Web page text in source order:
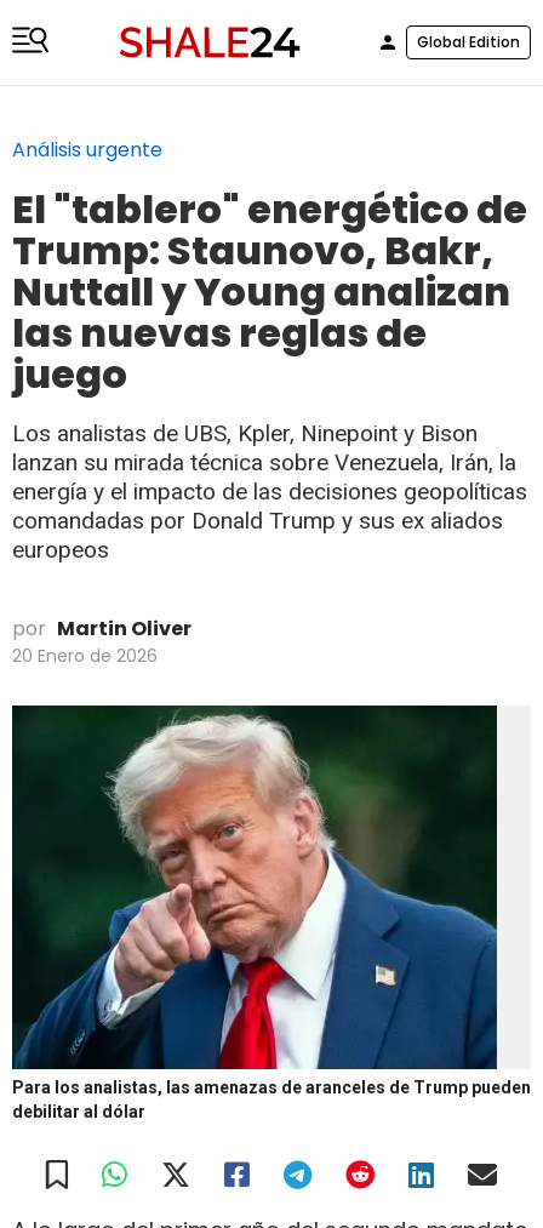
Global Edition
Análisis urgente
El "tablero" energético de
Trump: Staunovo, Bakr,
Nuttall y Young analizan
las nuevas reglas de
juego
Los analistas de UBS, Kpler, Ninepoint y Bison
lanzan su mirada técnica sobre Venezuela, Irán, la
energía y el impacto de las decisiones geopolíticas
comandadas por Donald Trump y sus ex aliados
europeos
por Martin Oliver
20 Enero de 2026
Para los analistas, las amenazas de aranceles de Trump pueden
debilitar al dólar